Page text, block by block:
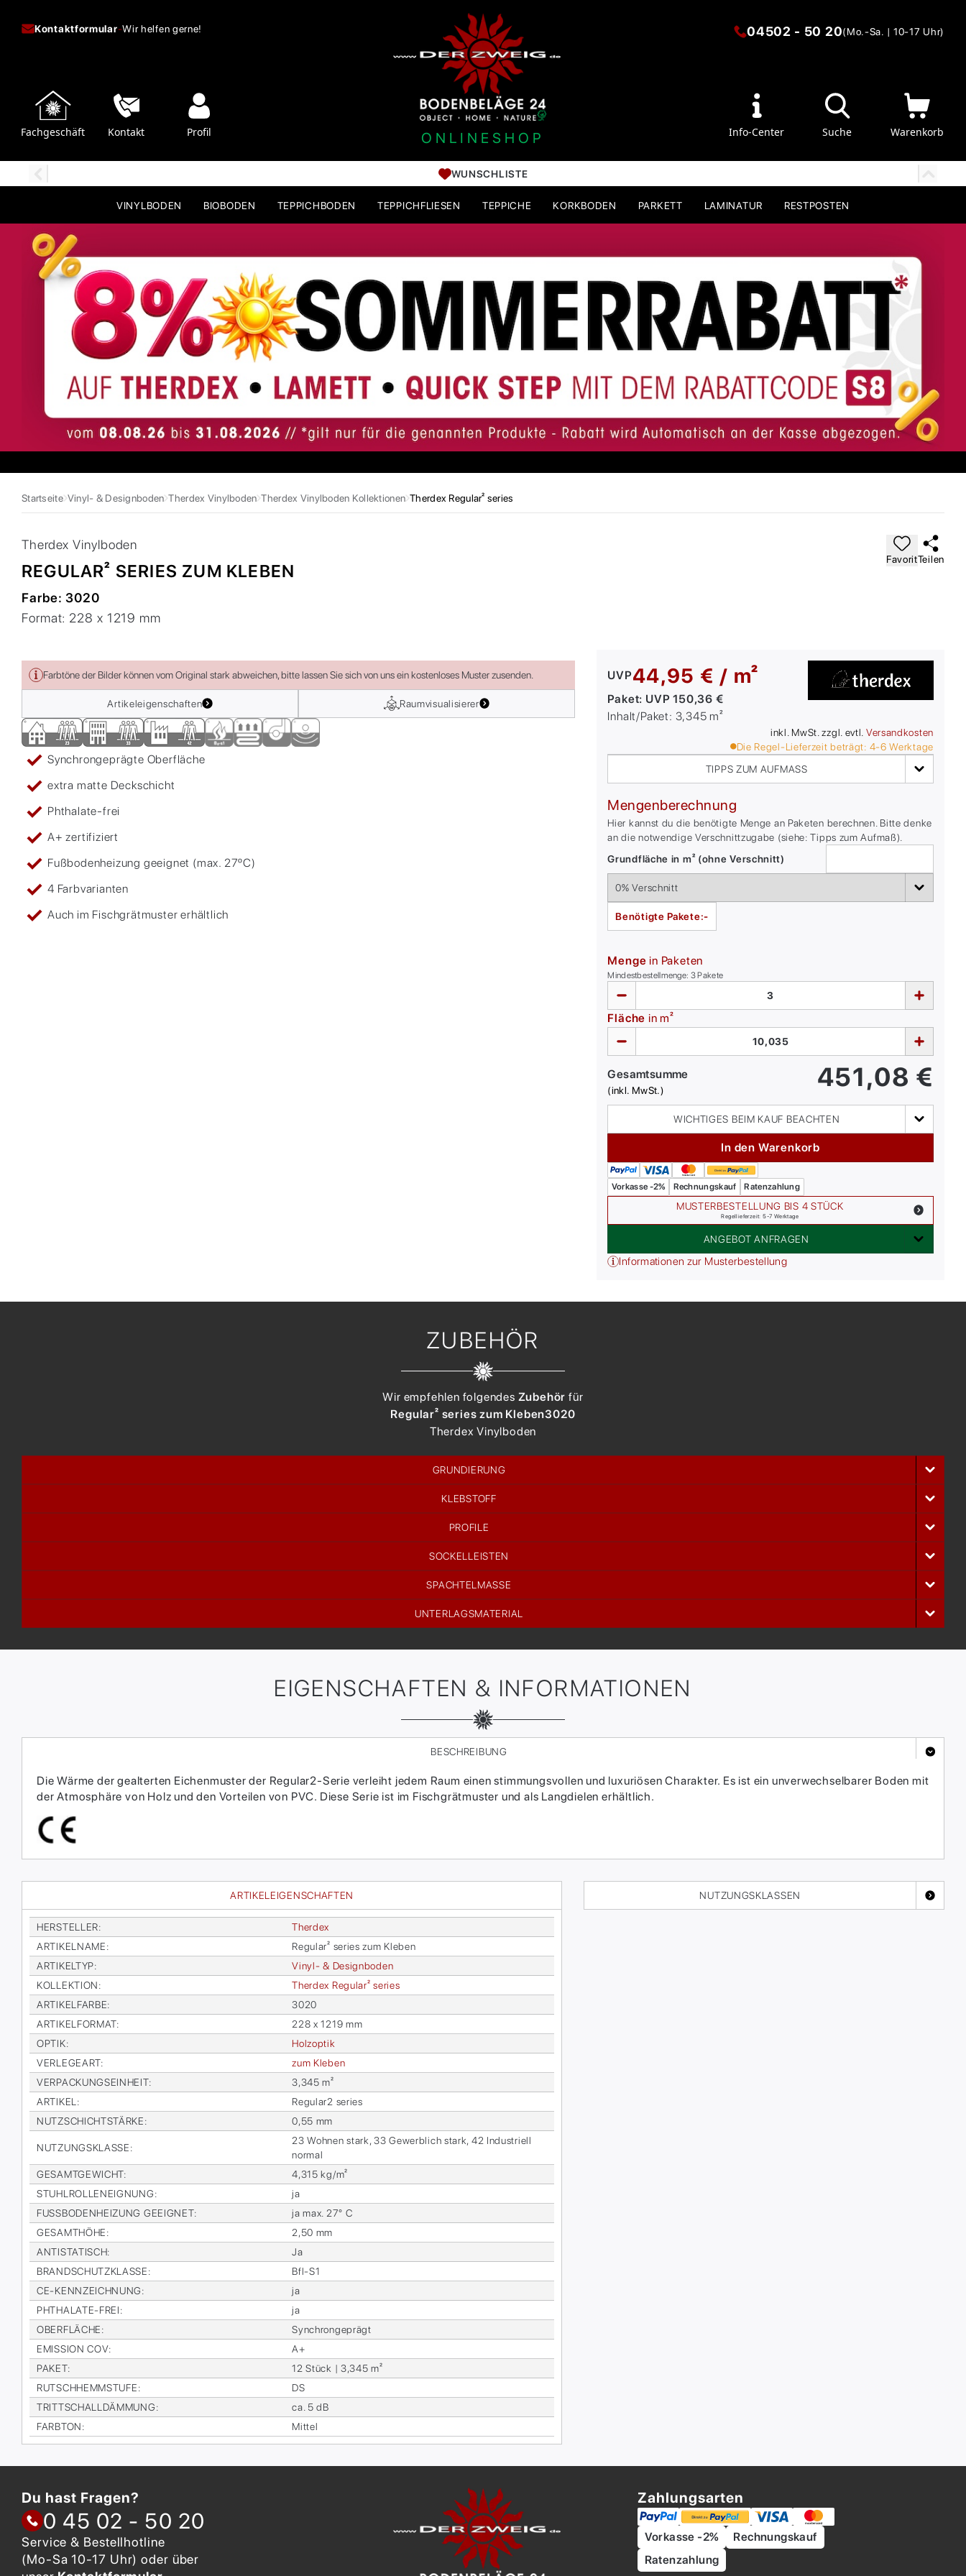
Kontaktformular-Wir helfen gerne!
Fachgeschäft Kontakt Profil ONLINESHOP
04502 - 50 20(Mo.-Sa. | 10-17 Uhr)
Info-Center Suche Warenkorb
WUNSCHLISTE
VINYLBODEN BIOBODEN TEPPICHBODEN TEPPICHFLIESEN TEPPICHE KORKBODEN PARKETT LAMINATUR RESTPOSTEN
Startseite Vinyl- & Designboden Therdex Vinylboden Therdex Vinylboden Kollektionen Therdex Regular² series
Therdex Vinylboden
REGULAR² SERIES ZUM KLEBEN
Farbe:3020
Format: 228 x 1219 mm
FavoritTeilen
Farbtöne der Bilder können vom Original stark abweichen, bitte lassen Sie sich von uns ein kostenloses Muster zusenden.
Artikeleigenschaften Raumvisualisierer
Synchrongeprägte Oberfläche
extra matte Deckschicht
Phthalate-frei
A+ zertifiziert
Fußbodenheizung geeignet (max. 27ºC)
4 Farbvarianten
Auch im Fischgrätmuster erhältlich
UVP44,95 € / m²
Paket: UVP150,36 €
Inhalt/Paket: 3,345 m²
inkl. MwSt. zzgl. evtl. Versandkosten
Die Regel-Lieferzeit beträgt: 4-6 Werktage
TIPPS ZUM AUFMASS
Mengenberechnung
Hier kannst du die benötigte Menge an Paketen berechnen. Bitte denke
an die notwendige Verschnittzugabe (siehe: Tipps zum Aufmaß).
Grundfläche in m² (ohne Verschnitt)
Benötigte Pakete:-
Menge in Paketen
Mindestbestellmenge: 3Pakete
Fläche in m²
Gesamtsumme
(inkl. MwSt.) 451,08 €
WICHTIGES BEIM KAUF BEACHTEN
In den Warenkorb
Vorkasse -2% Rechnungskauf Ratenzahlung
MUSTERBESTELLUNG BIS 4 STÜCK
Regellieferzeit: 5-7 Werktage
ANGEBOT ANFRAGEN
Informationen zur Musterbestellung
ZUBEHÖR
Wir empfehlen folgendes Zubehör für
Regular² series zum Kleben3020
Therdex Vinylboden
GRUNDIERUNG
KLEBSTOFF
PROFILE
SOCKELLEISTEN
SPACHTELMASSE
UNTERLAGSMATERIAL
EIGENSCHAFTEN & INFORMATIONEN
ARTIKELEIGENSCHAFTEN
HER­STEL­LER:
Therdex
AR­TI­KEL­NA­ME:
Re­gu­lar² se­ries zum Kle­ben
AR­TI­KEL­TYP:
Vi­nyl- & De­sign­bo­den
KOL­LEK­TI­ON:
Therdex Re­gu­lar² se­ries
AR­TI­KEL­FAR­BE:
3020
AR­TI­KEL­FOR­MAT:
228 x 1219 mm
OP­TIK:
Holz­op­tik
VER­LE­GE­ART:
zum Kle­ben
VER­PA­CKUNGS­EIN­HEIT:
3,345 m²
AR­TI­KEL :
Re­gu­lar2 se­ries
NUTZ­SCHICHT­STÄR­KE: 0,55 mm
NUT­ZUNGS­KLAS­SE:
23 Woh­nen stark, 33 Ge­werb­lich stark, 42 In­dus­tri­ell
nor­mal
GE­SAMT­GE­WICHT:
4,315 kg/m²
STUHL­ROL­LEN­EIG­NUNG:
ja
FUSS­BO­DEN­HEI­ZUNG GE­EIG­NET:
ja max. 27° C
GE­SAMT­HÖ­HE:
2,50 mm
AN­TI­STA­TISCH:
Ja
BRAND­SCHUTZ­KLAS­SE:
Bfl-S1
CE-KENN­ZEICH­NUNG:
ja
PHTHA­LA­TE-FREI:
ja
OBER­FLÄ­CHE:
Syn­chron­ge­prägt
EMIS­SI­ON COV:
A+
PA­KET:
12 Stück | 3,345 m²
RUTSCH­HEMM­STU­FE:
DS
TRITT­SCHALL­DÄM­MUNG:
ca. 5 dB
FARB­TON: Mit­tel
BESCHREIBUNG
Die Wärme der gealterten Eichenmuster der Regular2-Serie verleiht jedem Raum einen stimmungsvollen und luxuriösen Charakter. Es ist ein unverwechselbarer Boden mit
der Atmosphäre von Holz und den Vorteilen von PVC. Diese Serie ist im Fischgrätmuster und als Langdielen erhältlich.
NUTZUNGSKLASSEN
Du hast Fragen?
0 45 02 - 50 20
Service & Bestellhotline
(Mo-Sa 10-17 Uhr) oder über
Zahlungsarten
Vorkasse -2%
Rechnungskauf
Ratenzahlung